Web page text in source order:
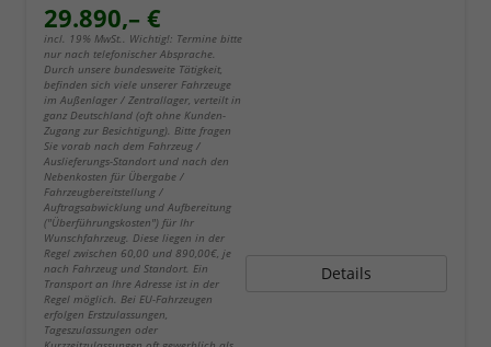
29.890,– €
incl. 19% MwSt.. Wichtig!: Termine bitte
nur nach telefonischer Absprache.
Durch unsere bundesweite Tätigkeit,
befinden sich viele unserer Fahrzeuge
im Außenlager / Zentrallager, verteilt in
ganz Deutschland (oft ohne Kunden-
Zugang zur Besichtigung). Bitte fragen
Sie vorab nach dem Fahrzeug /
Auslieferungs-Standort und nach den
Nebenkosten für Übergabe /
Fahrzeugbereitstellung /
Auftragsabwicklung und Aufbereitung
("Überführungskosten") für Ihr
Wunschfahrzeug. Diese liegen in der
Regel zwischen 60,00 und 890,00€, je
nach Fahrzeug und Standort. Ein
Transport an Ihre Adresse ist in der
Regel möglich. Bei EU-Fahrzeugen
erfolgen Erstzulassungen,
Tageszulassungen oder
Details